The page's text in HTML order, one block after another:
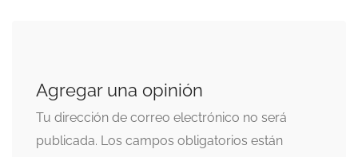
Agregar una opinión
Tu dirección de correo electrónico no será
publicada. Los campos obligatorios están